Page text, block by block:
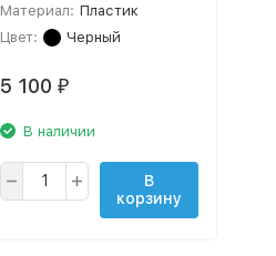
Материал: Пластик
Цвет:
Черный
5 100 ₽
В наличии
В
корзину